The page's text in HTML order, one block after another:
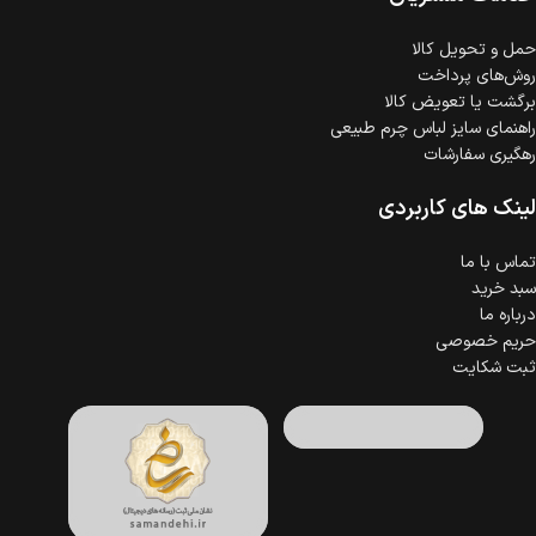
حمل‌ و تحویل کالا
روش‌های پرداخت
برگشت یا تعویض کالا
راهنمای سایز لباس چرم طبیعی
رهگیری سفارشات
لینک های کاربردی
تماس با ما
سبد خرید
درباره ما
حریم خصوصی
ثبت شکایت